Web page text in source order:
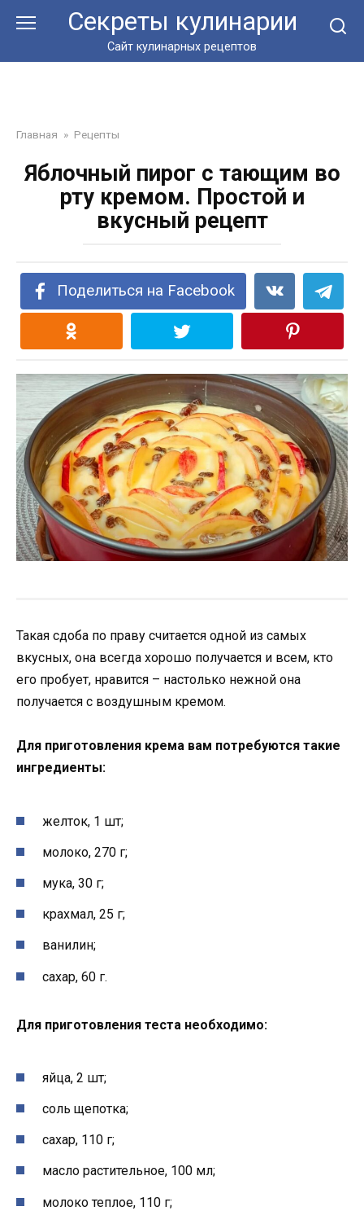
Секреты кулинарии
Сайт кулинарных рецептов
Главная » Рецепты
Яблочный пирог с тающим во
рту кремом. Простой и
вкусный рецепт
Поделиться на Facebook
Такая сдоба по праву считается одной из самых
вкусных, она всегда хорошо получается и всем, кто
его пробует, нравится – настолько нежной она
получается с воздушным кремом.
Для приготовления крема вам потребуются такие
ингредиенты:
желток, 1 шт;
молоко, 270 г;
мука, 30 г;
крахмал, 25 г;
ванилин;
сахар, 60 г.
Для приготовления теста необходимо:
яйца, 2 шт;
соль щепотка;
сахар, 110 г;
масло растительное, 100 мл;
молоко теплое, 110 г;